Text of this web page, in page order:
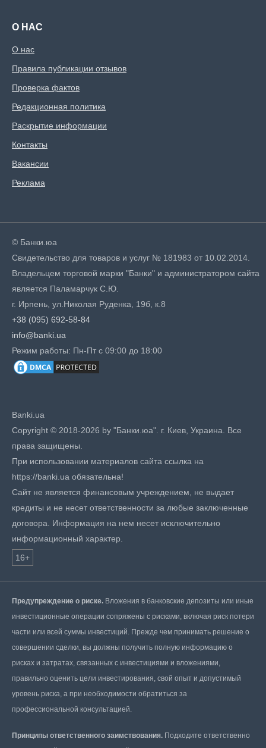
О НАС
О нас
Правила публикации отзывов
Проверка фактов
Редакционная политика
Раскрытие информации
Контакты
Вакансии
Реклама
© Банки.юа
Свидетельство для товаров и услуг № 181983 от 10.02.2014.
Владельцем торговой марки "Банки" и администратором сайта
является Паламарчук С.Ю.
г. Ирпень, ул.Николая Руденка, 19б, к.8
+38 (095) 692-58-84
info@banki.ua
Режим работы: Пн-Пт с 09:00 до 18:00
Banki.ua
Copyright © 2018-2026 by "Банки.юа". г. Киев, Украина. Все
права защищены.
При использовании материалов сайта ссылка на
https://banki.ua обязательна!
Сайт не является финансовым учреждением, не выдает
кредиты и не несет ответственности за любые заключенные
договора. Информация на нем несет исключительно
информационный характер.
16+
Предупреждение о риске. Вложения в банковские депозиты или иные
инвестиционные операции сопряжены с рисками, включая риск потери
части или всей суммы инвестиций. Прежде чем принимать решение о
совершении сделки, вы должны получить полную информацию о
рисках и затратах, связанных с инвестициями и вложениями,
правильно оценить цели инвестирования, свой опыт и допустимый
уровень риска, а при необходимости обратиться за
профессиональной консультацией.
Принципы ответственного заимствования. Подходите ответственно